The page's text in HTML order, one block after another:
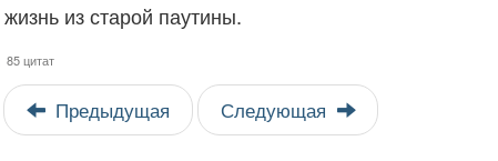
из старой паутины.
85 цитат
Предыдущая Следующая